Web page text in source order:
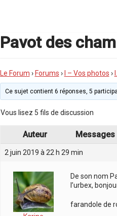
Pavot des
Le Forum › Forums › I – Vos photos ›
Ce sujet contient 6 réponses, 5
Vous lisez 5 fils de discussion
Auteur Messages
2 juin 2019 à 22 h 29 min
De son nom
l’urbex,
farandole de